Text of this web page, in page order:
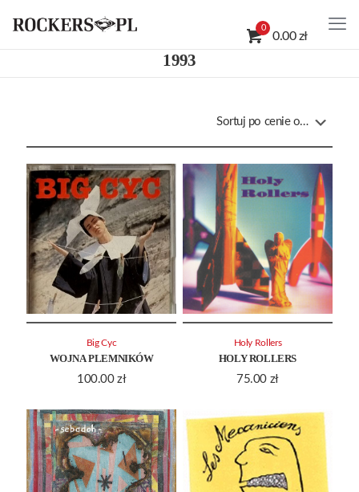
0
0.00 zł
1993
WOJNA PLEMNIKÓW
100.00 zł
Big Cyc
HOLY ROLLERS
75.00 zł
Holy Rollers